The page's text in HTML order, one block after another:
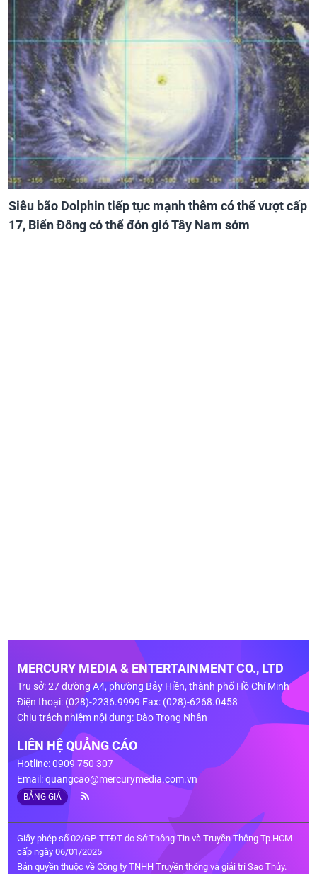
Siêu bão Dolphin tiếp tục mạnh thêm có thể vượt cấp
17, Biển Đông có thể đón gió Tây Nam sớm
MERCURY MEDIA & ENTERTAINMENT CO., LTD
Trụ sở: 27 đường A4, phường Bảy Hiền, thành phố Hồ Chí Minh
Điện thoại: (028)-2236.9999 Fax: (028)-6268.0458
Chịu trách nhiệm nội dung: Đào Trọng Nhân
LIÊN HỆ QUẢNG CÁO
Hotline: 0909 750 307
Email:quangcao@mercurymedia.com.vn
BẢNG GIÁ
Giấy phép số 02/GP-TTĐT do Sở Thông Tin và Truyền Thông Tp.HCM
cấp ngày 06/01/2025
Bản quyền thuộc về Công ty TNHH Truyền thông và giải trí Sao Thủy.